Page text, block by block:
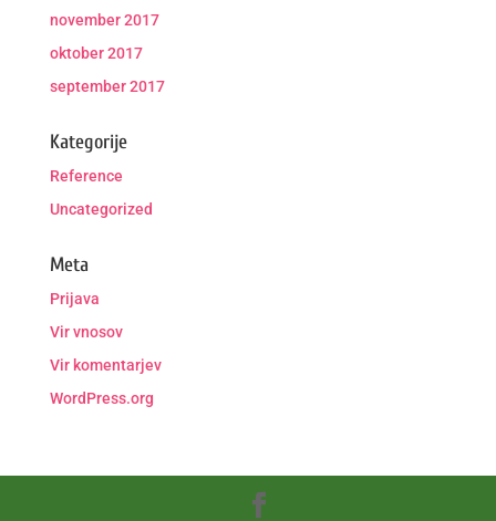
november 2017
oktober 2017
september 2017
Kategorije
Reference
Uncategorized
Meta
Prijava
Vir vnosov
Vir komentarjev
WordPress.org